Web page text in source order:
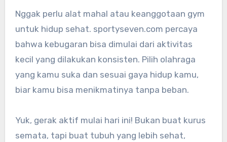
Nggak perlu alat mahal atau keanggotaan gym
untuk hidup sehat. sportyseven.com percaya
bahwa kebugaran bisa dimulai dari aktivitas
kecil yang dilakukan konsisten. Pilih olahraga
yang kamu suka dan sesuai gaya hidup kamu,
biar kamu bisa menikmatinya tanpa beban.
Yuk, gerak aktif mulai hari ini! Bukan buat kurus
semata, tapi buat tubuh yang lebih sehat,